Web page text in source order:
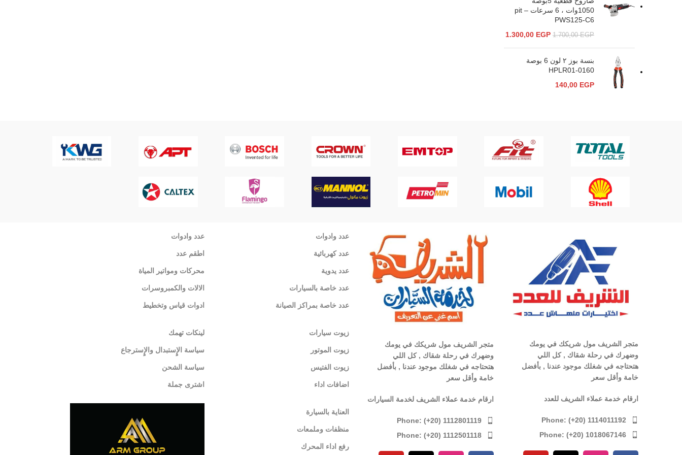
1050وات ، 6 سرعات – pit
PWS125-C6
1.700,00EGP
1.300,00 EGP
بنسة بوز ٢ لون 6 بوصة
HPLR01-0160
140,00 EGP
متجر الشريف مول شريكك في يومك
وضهرك في رحلة شقاك , كل اللي
هتحتاجه في شغلك موجود عندنا , بأفضل
خامة وأقل سعر
ارقام خدمة عملاء الشريف للعدد
Phone: (+20) 1114011192
Phone: (+20) 1018067146
متجر الشريف مول شريكك في يومك
وضهرك في رحلة شقاك , كل اللي
هتحتاجه في شغلك موجود عندنا , بأفضل
خامة وأقل سعر
ارقام خدمة عملاء الشريف لخدمة السيارات
Phone: (+20) 1112801119
Phone: (+20) 1112501118
عدد وادوات
عدد كهربائية
عدد يدوية
عدد خاصة بالسيارات
عدد خاصة بمراكز الصيانة
زيوت سيارات
زيوت الموتور
زيوت الفتيس
اضافات اداء
العناية بالسيارة
منظفات وملمعات
رفع اداء المحرك
عدد وادوات
اطقم عدد
محركات ومواتير المياة
الالات والكمبروسرات
ادوات قياس وتخطيط
لينكات تهمك
سياسة الإٍستبدال والإٍسترجاع
سياسة الشحن
اشترى جملة